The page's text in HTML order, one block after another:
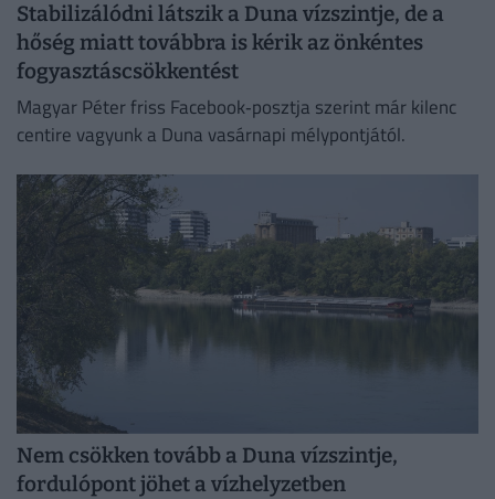
Stabilizálódni látszik a Duna vízszintje, de a
hőség miatt továbbra is kérik az önkéntes
fogyasztáscsökkentést
Magyar Péter friss Facebook‑posztja szerint már kilenc
centire vagyunk a Duna vasárnapi mélypontjától.
Nem csökken tovább a Duna vízszintje,
fordulópont jöhet a vízhelyzetben